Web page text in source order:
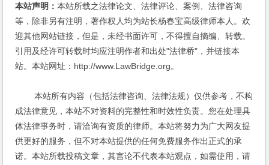
本站声明：本站所载之法律论文、法律评论、案例、法律咨询
等，除非另有注明，著作权人均为站长杨春宝高级律师本人。欢
迎其他网站链接，但是，未经书面许可，不得擅自摘编、转载。
引用及经许可转载时均应注明作者和出处"法律桥"，并链接本
站。本站网址：http://www.LawBridge.org。
本站所有内容（包括法律咨询、法律法规）仅供参考，不构
成法律意见，本站不对资料的完整性和时效性负责。您在处理具
体法律事务时，请洽询有资质的律师。本站将努力为广大网友提
供更好的服务，但不对本站提供的任何免费服务作出正式的承
诺。本站所载投稿文章，其言论不代表本站观点，如需使用，请